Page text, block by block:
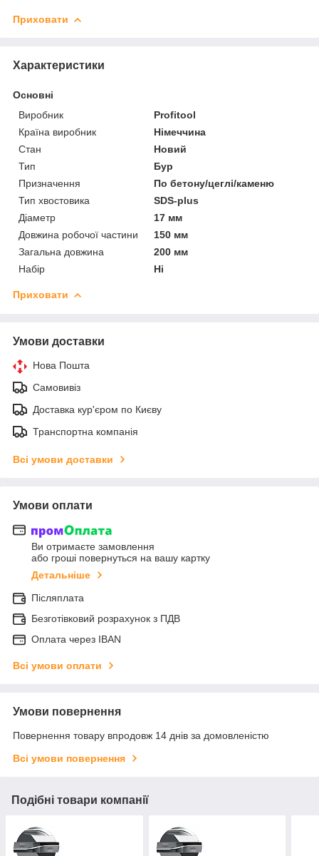
Приховати
Характеристики
Основні
Виробник
Profitool
Країна виробник
Німеччина
Стан
Новий
Тип
Бур
Призначення
По бетону/цеглі/каменю
Тип хвостовика
SDS-plus
Діаметр
17 мм
Довжина робочої частини
150 мм
Загальна довжина
200 мм
Набір
Ні
Приховати
Умови доставки
Нова Пошта
Самовивіз
Доставка кур'єром по Києву
Транспортна компанія
Всі умови доставки
Умови оплати
Ви отримаєте замовлення
або гроші повернуться на вашу картку
Детальніше
Післяплата
Безготівковий розрахунок з ПДВ
Оплата через IBAN
Всі умови оплати
Умови повернення
Повернення товару впродовж 14 днів за домовленістю
Всі умови повернення
Подібні товари компанії